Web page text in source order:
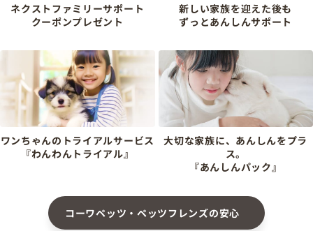
ネクストファミリーサポート
クーポンプレゼント
新しい家族を迎えた後も
ずっとあんしんサポート
ワンちゃんのトライアルサービス
『わんわんトライアル』
大切な家族に、あんしんをプラ
ス。
『あんしんパック』
コーワペッツ・ペッツフレンズの安心